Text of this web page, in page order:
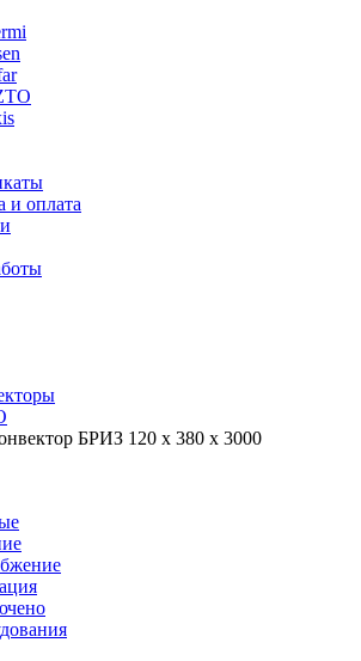
и оплата
БРИЗ 120 х 380 х 3000